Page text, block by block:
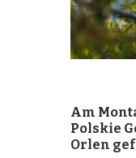
Am
Polskie G
Orlen